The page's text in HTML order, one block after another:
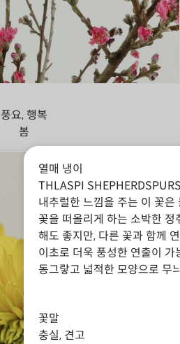
풍요, 행복
봄
열매 냉이
THLASPI
내추럴한 느낌을 주는 이 꽃
꽃을 떠올리게 하는 소박한
해도 좋지만, 다른 꽃과 함께
이초로 더욱 풍성한 연출이
동그랗고 넓적한 모양으로 무
꽃말
충실, 견고